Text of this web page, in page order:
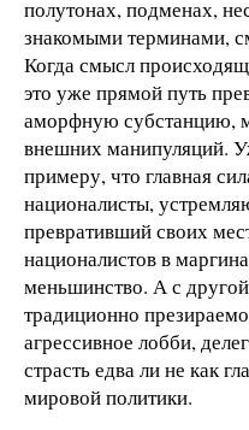
полутонах, подменах,
знакомыми терминами,
Когда смысл
это уже прямой путь
аморфную субстанцию,
внешних манипуляций.
примеру, что главная
националисты,
превративший своих
националистов в
меньшинство. А с
традиционно
агрессивное лобби,
страсть едва ли не как
мировой политики.